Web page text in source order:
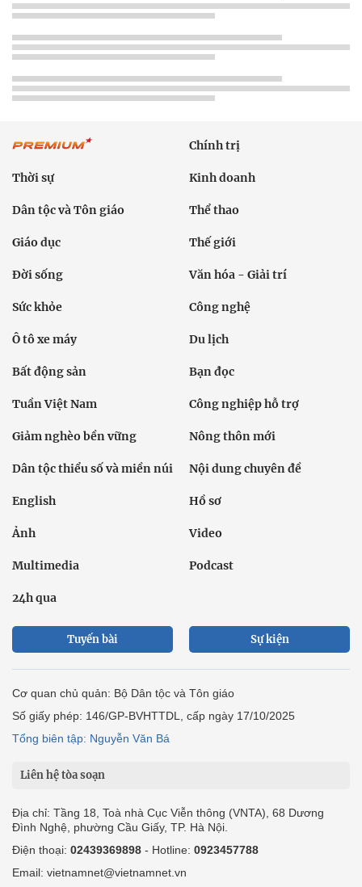
Chính trị
Thời sự Kinh doanh
Dân tộc và Tôn giáo Thể thao
Giáo dục Thế giới
Đời sống Văn hóa - Giải trí
Sức khỏe Công nghệ
Ô tô xe máy Du lịch
Bất động sản Bạn đọc
Tuần Việt Nam Công nghiệp hỗ trợ
Giảm nghèo bền vững Nông thôn mới
Dân tộc thiểu số và miền núi Nội dung chuyên đề
English Hồ sơ
Ảnh Video
Multimedia Podcast
24h qua
Tuyến bài Sự kiện
Cơ quan chủ quản: Bộ Dân tộc và Tôn giáo
Số giấy phép: 146/GP-BVHTTDL, cấp ngày 17/10/2025
Tổng biên tập: Nguyễn Văn Bá
Liên hệ tòa soạn
Địa chỉ: Tầng 18, Toà nhà Cục Viễn thông (VNTA), 68 Dương
Đình Nghệ, phường Cầu Giấy, TP. Hà Nội.
Điện thoại: 02439369898 - Hotline: 0923457788
Email: vietnamnet@vietnamnet.vn